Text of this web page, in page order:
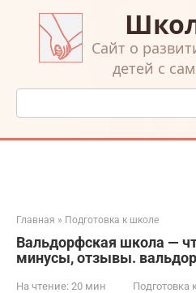
контенту
Cайт о
детей с
Поиск:
Главная » Подготовка к школе
Вальдорфская школа —
минусы, отзывы.
На чтение: 20 мин Подготовка